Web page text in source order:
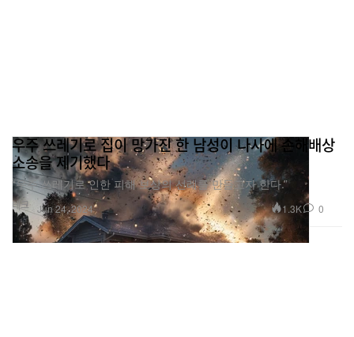
테크
우주 쓰레기로 집이 망가진 한 남성이 나사에 손해배상
소송을 제기했다
“우주 쓰레기로 인한 피해 보상의 선례를 만들고자 한다.”
Jun 24, 2024 1.3K 0